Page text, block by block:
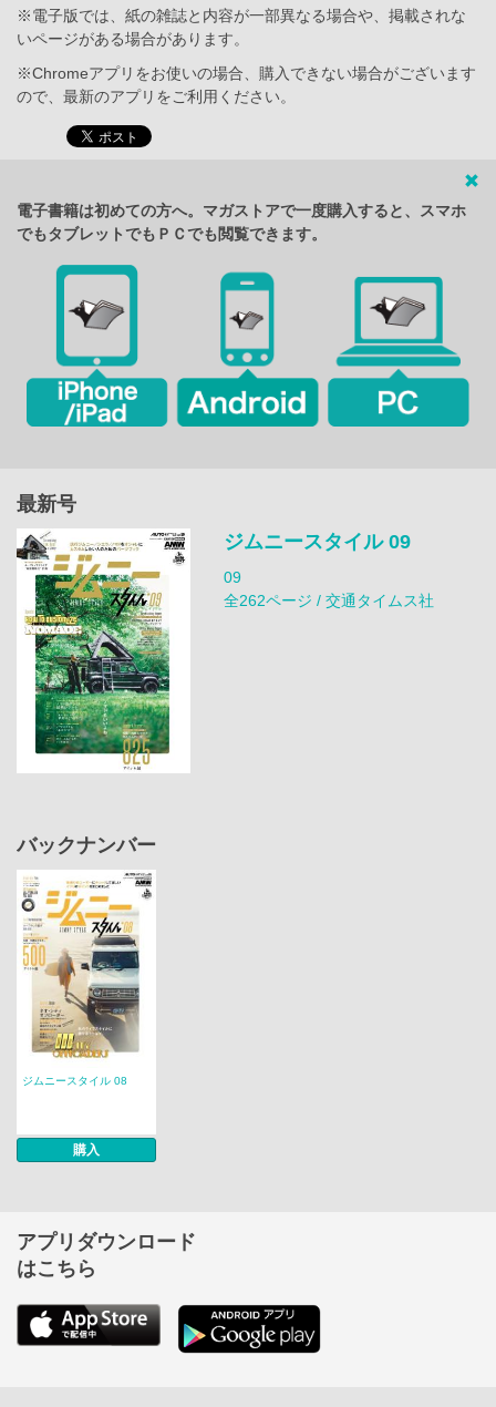
※電子版では、紙の雑誌と内容が一部異なる場合や、掲載されな
いページがある場合があります。
※Chromeアプリをお使いの場合、購入できない場合がございます
ので、最新のアプリをご利用ください。
電子書籍は初めての方へ。マガストアで一度購入すると、スマホ
でもタブレットでもＰＣでも閲覧できます。
最新号
ジムニースタイル 09
09
全262ページ / 交通タイムス社
バックナンバー
ジムニースタイル 08
購入
アプリダウンロード
はこちら